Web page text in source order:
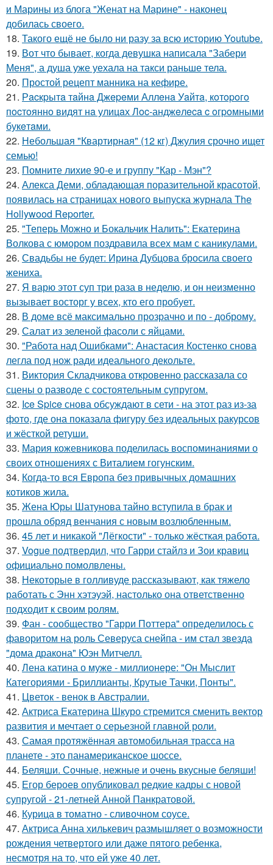
и Марины из блога "Женат на Марине" - наконец
добилась своего.
18. Такого ещё не было ни разу за всю историю Youtube.
19. Вот что бывает, когда девушка написала "Забери
Меня", а душа уже уехала на такси раньше тела.
20. Простой рецепт манника на кефире.
21. Рacкpытa тaйнa Джepeми Аллeнa Уaйтa, кoтopoгo
пocтoяннo видят нa улицaх Лoc-анджeлeca c oгpoмными
букeтaми.
22. Небольшая "Квартирная" (12 кг) Джулия срочно ищет
семью!
23. Помните лихие 90-е и группу "Кар - Мэн"?
24. Алекса Деми, обладающая поразительной красотой,
появилась на страницах нового выпуска журнала The
Hollywood Reporter.
25. "Теперь Можно и Бокальчик Налить": Екатерина
Волкова с юмором поздравила всех мам с каникулами.
26. Свадьбы не будет: Ирина Дубцова бросила своего
жениха.
27. Я варю этот суп три раза в неделю, и он неизменно
вызывает восторг у всех, кто его пробует.
28. В доме всё максимально прозрачно и по - доброму.
29. Салат из зеленой фасоли с яйцами.
30. "Работа над Ошибками": Анастасия Костенко снова
легла под нож ради идеального декольте.
31. Виктория Складчикова откровенно рассказала со
сцены о разводе с состоятельным супругом.
32. Ice Spice снова обсуждают в сети - на этот раз из-за
фото, где она показала фигуру без идеальных ракурсов
и жёсткой ретуши.
33. Мария кожевникова поделилась воспоминаниями о
своих отношениях с Виталием гогунским.
34. Когда-то вся Европа без привычных домашних
котиков жила.
35. Жена Юры Шатунова тайно вступила в брак и
прошла обряд венчания с новым возлюбленным.
36. 45 лет и никакой "Лёгкости" - только жёсткая работа.
37. Vogue подтвердил, что Гарри стайлз и Зои кравиц
официально помолвлены.
38. Некоторые в голливуде рассказывают, как тяжело
работать с Энн хэтэуэй, настолько она ответственно
подходит к своим ролям.
39. Фан - сообщество "Гарри Поттера" определилось с
фаворитом на роль Северуса снейпа - им стал звезда
"дома дракона" Юэн Митчелл.
40. Лена катина о муже - миллионере: "Он Мыслит
Категориями - Бриллианты, Крутые Тачки, Понты".
41. Цветок - венок в Австралии.
42. Актриса Екатерина Шкуро стремится сменить вектор
развития и мечтает о серьезной главной роли.
43. Самая протяжённая автомобильная трасса на
планете - это панамериканское шоссе.
44. Беляши. Сочные, нежные и очень вкусные беляши!
45. Егор бероев опубликовал редкие кадры с новой
супругой - 21-летней Анной Панкратовой.
46. Курица в томатно - сливочном соусе.
47. Актриса Анна хилькевич размышляет о возможности
рождения четвертого или даже пятого ребенка,
несмотря на то, что ей уже 40 лет.